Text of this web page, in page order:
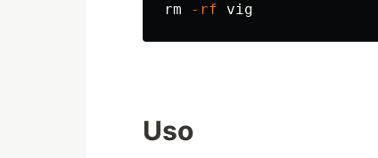
rm
-rf
Uso